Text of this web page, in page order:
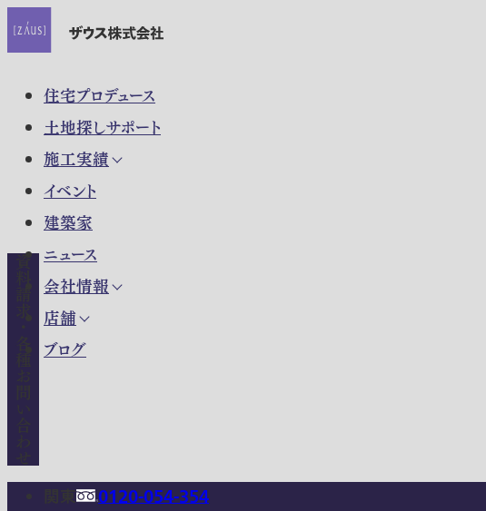
住宅プロデュース
土地探しサポート
施工実績
イベント
建築家
ニュース
会社情報
店舗
ブログ
0120-054-354